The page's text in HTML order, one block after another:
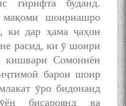
гирифта буданд.
шоириашро
ки дар ҳама ҷаҳон
расид, ки ӯ шоири
кишвари Сомониён
барои шоир
ӯро бидонанд
бисароянд ва